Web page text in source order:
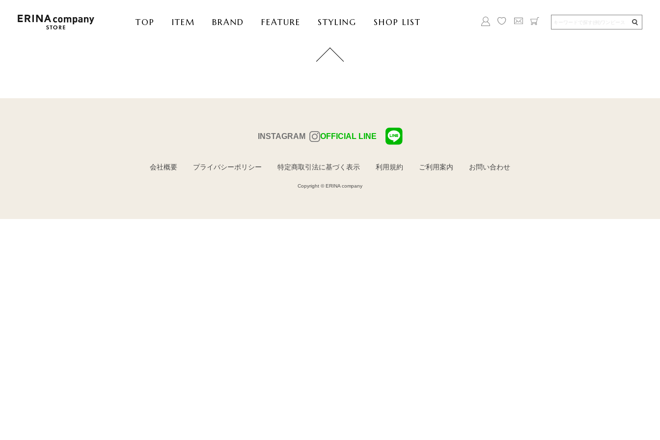
TOP ITEM BRAND FEATURE STYLING SHOP LIST
INSTAGRAM OFFICIAL LINE
会社概要 プライバシーポリシー 特定商取引法に基づく表示 利用規約 ご利用案内 お問い合わせ
Copyright © ERINA company